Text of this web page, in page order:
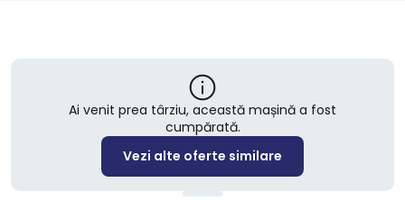
Ai venit prea târziu, această mașină a fost
cumpărată.
Vezi alte oferte similare